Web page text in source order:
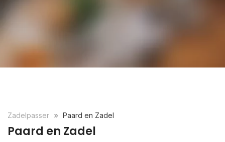
Zadelpasser Paard en Zadel
Paard en Zadel